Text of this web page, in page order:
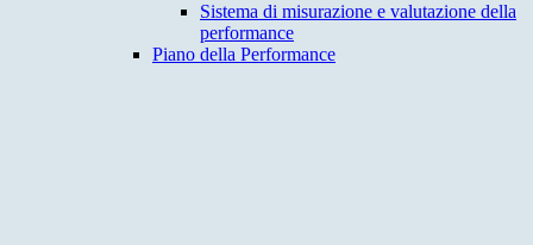
Sistema di misurazione e valutazione della
performance
Piano della Performance